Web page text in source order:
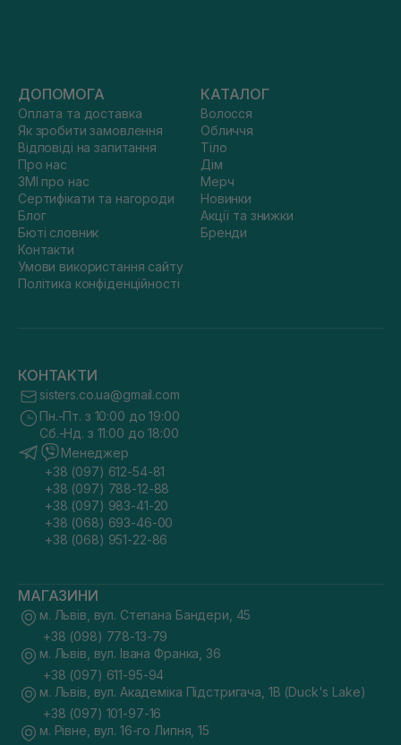
ДОПОМОГА
Оплата та доставка
Як зробити замовлення
Відповіді на запитання
Про нас
ЗМІ про нас
Сертифікати та нагороди
Блог
Бюті словник
Контакти
Умови використання сайту
Політика конфіденційності
КАТАЛОГ
Волосся
Обличчя
Тіло
Дім
Мерч
Новинки
Акції та знижки
Бренди
КОНТАКТИ
sisters.co.ua@gmail.com
Пн.-Пт. з 10:00 до 19:00
Сб.-Нд. з 11:00 до 18:00
Менеджер
+38 (097) 612-54-81
+38 (097) 788-12-88
+38 (097) 983-41-20
+38 (068) 693-46-00
+38 (068) 951-22-86
МАГАЗИНИ
м. Львів, вул. Степана Бандери, 45
+38 (098) 778-13-79
м. Львів, вул. Івана Франка, 36
+38 (097) 611-95-94
м. Львів, вул. Академіка Підстригача, 1В (Duck's Lake)
+38 (097) 101-97-16
м. Рівне, вул. 16-го Липня, 15